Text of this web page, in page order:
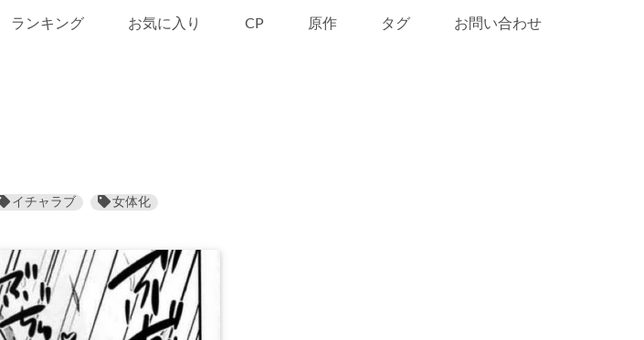
ランキング お気に入り CP 原作 タグ お問い合わせ
イチャラブ
女体化